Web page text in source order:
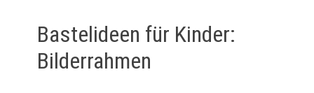
Bastelideen für Kinder:
Bilderrahmen